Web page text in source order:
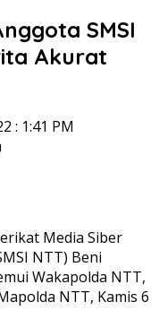
SMSI
Akurat
: 1:41 PM
Media Siber
NTT) Beni
Wakapolda NTT,
NTT, Kamis 6